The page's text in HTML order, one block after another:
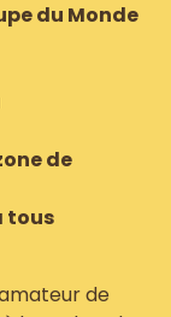
du Monde
de
tous
de